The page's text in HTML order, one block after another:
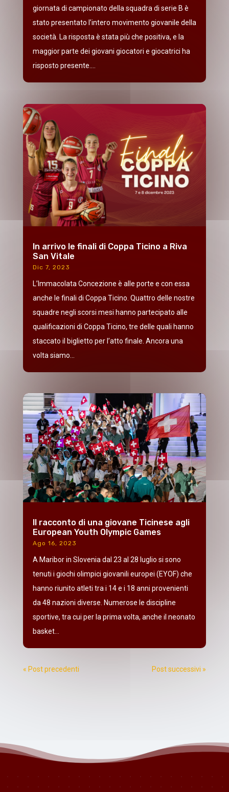
giornata di campionato della squadra di serie B è
stato presentato l’intero movimento giovanile della
società. La risposta è stata più che positiva, e la
maggior parte dei giovani giocatori e giocatrici ha
risposto presente....
In arrivo le finali di Coppa Ticino a Riva
San Vitale
Dic 7, 2023
L’Immacolata Concezione è alle porte e con essa
anche le finali di Coppa Ticino. Quattro delle nostre
squadre negli scorsi mesi hanno partecipato alle
qualificazioni di Coppa Ticino, tre delle quali hanno
staccato il biglietto per l’atto finale. Ancora una
volta siamo...
Il racconto di una giovane Ticinese agli
European Youth Olympic Games
Ago 16, 2023
A Maribor in Slovenia dal 23 al 28 luglio si sono
tenuti i giochi olimpici giovanili europei (EYOF) che
hanno riunito atleti tra i 14 e i 18 anni provenienti
da 48 nazioni diverse. Numerose le discipline
sportive, tra cui per la prima volta, anche il neonato
basket...
« Post precedenti Post successivi »